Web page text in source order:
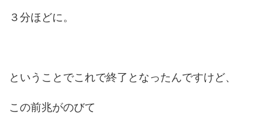
３分ほどに。
ということでこれで終了となったんですけど、
この前兆がのびて